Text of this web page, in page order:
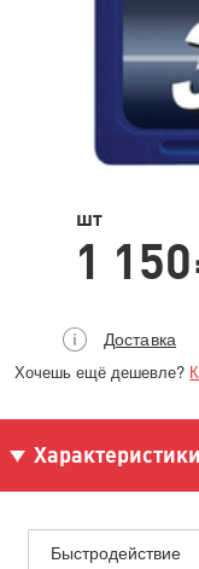
шт
1 150
Доставка
Хочешь ещё дешевле?
Характеристики
Быстродействие